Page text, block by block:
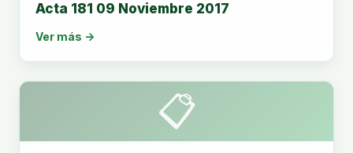
Acta 181 09 Noviembre 2017
Ver más →
📋